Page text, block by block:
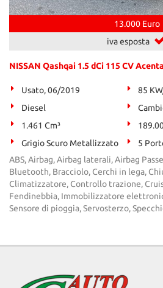
13.000 Euro
iva esposta
NISSAN Qashqai 1.5 dCi 115 CV Acenta
Usato, 06/2019
85
Diesel
1.461 Cm³
Grigio Scuro Metallizzato
5
ABS, Airbag, Airbag laterali, Airbag
Bluetooth, Bracciolo, Cerchi in lega,
Climatizzatore, Controllo trazione,
Fendinebbia, Immobilizzatore
Sensore di pioggia, Servosterzo,
Cookie delle preferenze
Cookie per il miglioramento
Cookie analitici
Cookie di marketing
Salva